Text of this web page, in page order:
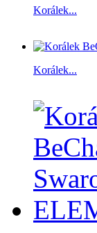
Korálek...
Korálek...